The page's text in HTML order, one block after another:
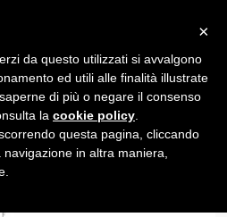
×
da questo utilizzati si avvalgono
ed utili alle finalità illustrate
di più o negare il consenso
la cookie policy
questa pagina, cliccando
in altra maniera,